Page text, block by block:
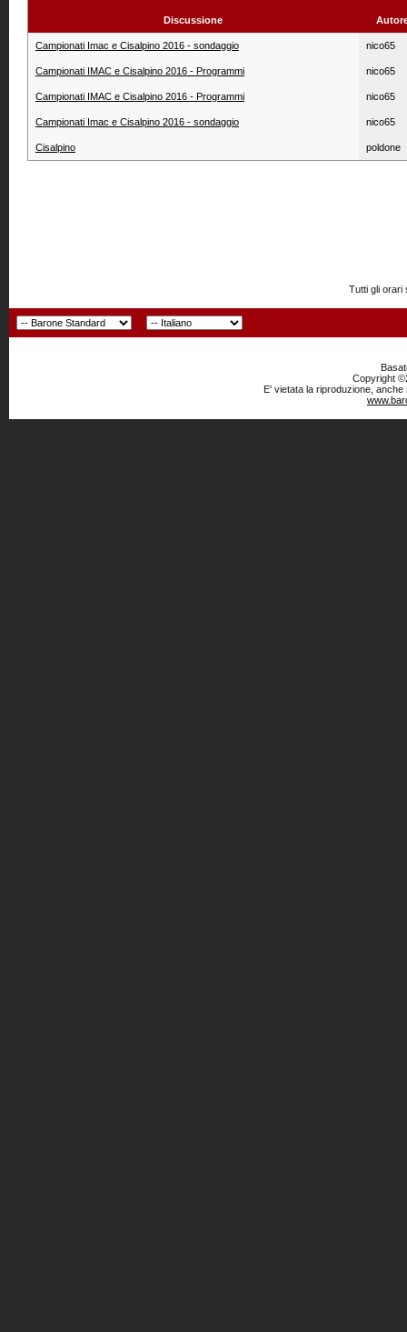
Discussione
Campionati Imac e Cisalpino 2016 - sondaggio nico65
Campionati IMAC e Cisalpino 2016 - Programmi nico65
Campionati IMAC e Cisalpino 2016 - Programmi nico65
Campionati Imac e Cisalpino 2016 - sondaggio nico65
Cisalpino poldone
Tutti gli orari
Copyright
E' vietata la riproduzione,